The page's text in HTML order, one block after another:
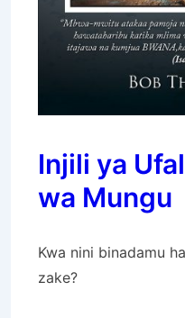
Injili ya
wa Mungu
Kwa nini binadamu
zake?